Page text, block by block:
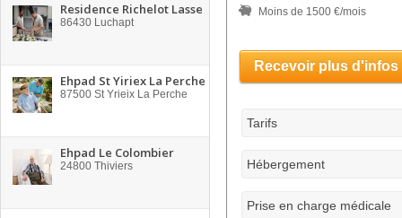
Residence Richelot Lasse
86430 Luchapt
Ehpad St Yiriex La Perche
87500 St Yrieix La Perche
Ehpad Le Colombier
24800 Thiviers
Moins de 1500 €/mois
Recevoir plus d'infos
Tarifs
Hébergement
Prise en charge médicale